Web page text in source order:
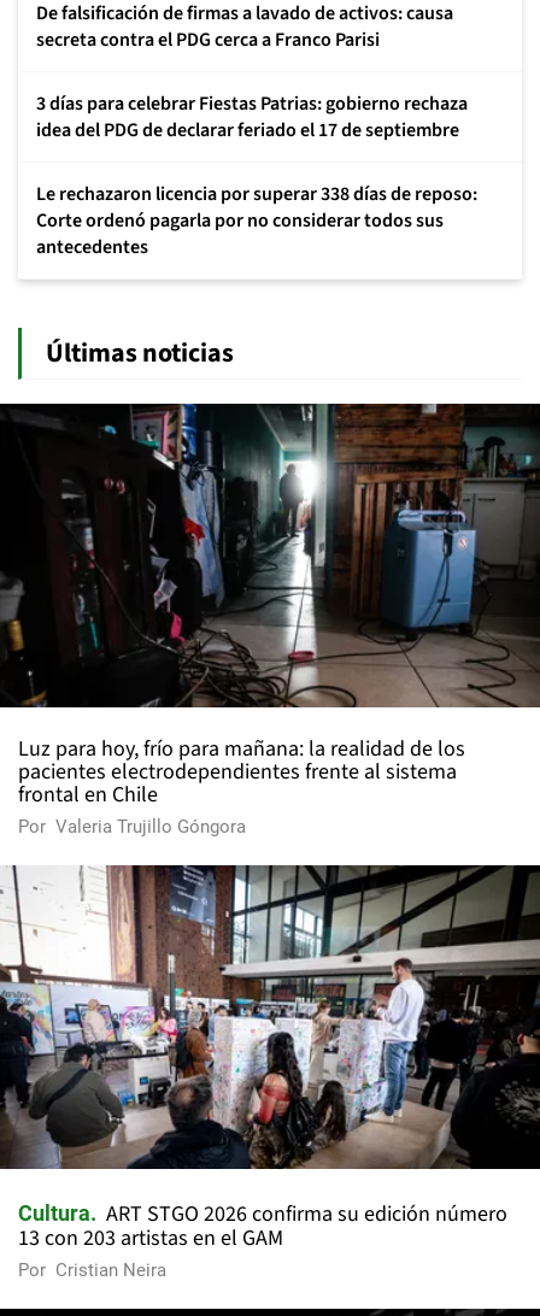
De falsificación de firmas a lavado de activos: causa
secreta contra el PDG cerca a Franco Parisi
3 días para celebrar Fiestas Patrias: gobierno rechaza
idea del PDG de declarar feriado el 17 de septiembre
Le rechazaron licencia por superar 338 días de reposo:
Corte ordenó pagarla por no considerar todos sus
antecedentes
Últimas noticias
Luz para hoy, frío para mañana: la realidad de los
pacientes electrodependientes frente al sistema
frontal en Chile
Por Valeria Trujillo Góngora
Cultura
ART STGO 2026 confirma su edición número
13 con 203 artistas en el GAM
Por Cristian Neira